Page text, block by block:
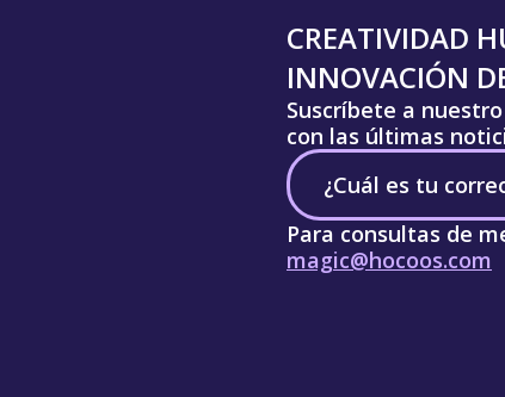
CREATIVIDAD
INNOVACIÓN
Suscríbete a
con las últimas
Para consultas de
magic@hocoos.com